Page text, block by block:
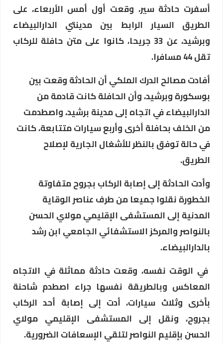
أسفرت حادثة سير، وقعت أول أمس الأربعاء، على
الطريق السيار الرابط بين مدينتي الدارالبيضاء
وبرشيد، عن 33 جريحا، كانوا على متن حافلة للركاب
تقل 44 مسافرا.
أفادت مصالح الدرك الملكي أن الحادثة وقعت بين
بوسكورة وبرشيد، وأن الحافلة كانت قادمة من
الدارالبيضاء في اتجاه إلى مدينة برشيد، واصطدمت
من الخلف بحافلة أخرى وأربع سيارات متتابعة، كانت
في حالة توفق بالنظر للأشغال الجارية لإصلاح
الطريق.
وأدت الحادثة إلى إصابة الركاب بجروح متفاوتة
الخطورة نقلوا جميعا من طرف عناصر الوقاية
المدنية إلى المستشفى الإقليمي مولاي الحسن
بالنواصر والمركز الاستشفائي الجامعي ابن رشد
بالدارالبيضاء.
في الوقت نفسه، وقعت حادثة مماثلة في الاتجاه
المعاكس وبالطريقة نفسها جراء اصطدم شاحنة
بأخرى وثلاث سيارات، أدت إلى إصابة أحد الركاب
بجروح، ونقل إلى المستشفى الإقليمي مولاي
الحسن بإقليم النواصر لتلقي الإسعافات الضرورية.